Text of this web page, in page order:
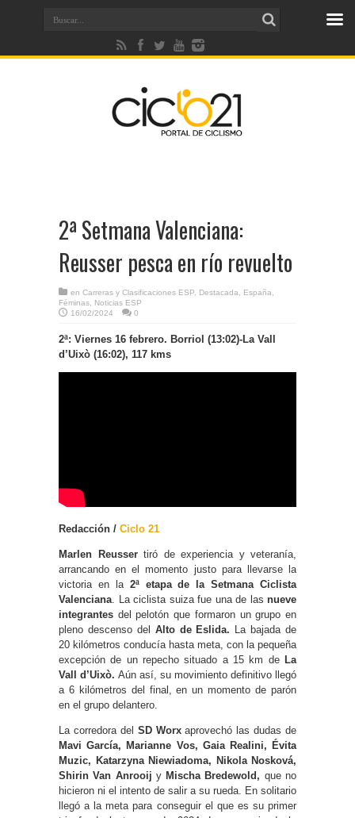
2ª Setmana Valenciana:
Reusser pesca en río revuelto
en Carreras y Clasificaciones ESP Destacada España
Féminas
Noticias ESP
16/02/2024
0
2ª: Viernes 16 febrero. Borriol (13:02)-La Vall
d’Uixò (16:02), 117 kms
Redacción / Ciclo 21
Marlen Reussertiró de experiencia y veteranía,
arrancando en el momento justo para llevarse la
victoria en la 2ª etapa de la Setmana Ciclista
Valenciana. La ciclista suiza fue una de las nueve
integrantes del pelotón que formaron un grupo en
pleno descenso del Alto de Eslida. La bajada de
20 kilómetros conducía hasta meta, con la pequeña
excepción de un repecho situado a 15 km de La
Vall d’Uixò. Aún así, su movimiento definitivo llegó
a 6 kilómetros del final, en un momento de parón
en el grupo delantero.
La corredora del SD Worxaprovechó las dudas de
Mavi García, Marianne Vos, Gaia Realini, Évita
Muzic, Katarzyna Niewiadoma, Nikola Nosková,
Shirin Van Anrooij y Mischa Bredewold, que no
hicieron ni el intento de salir a su rueda. En solitario
llegó a la meta para conseguir el que es su primer